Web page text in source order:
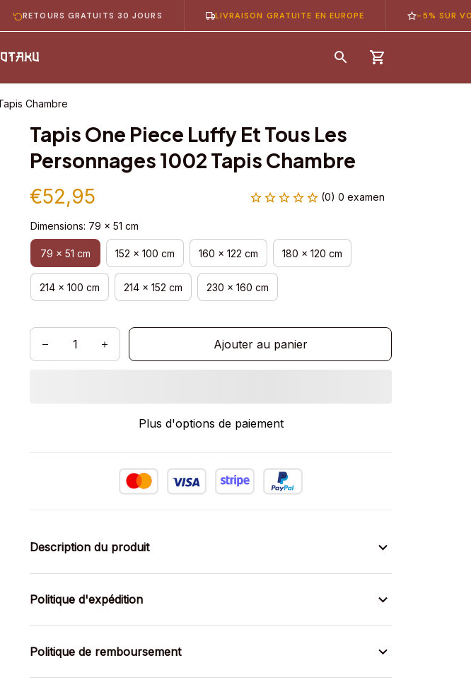
GRATUITS 30 JOURS LIVRAISON GRATUITE EN EUROPE -5% SUR VOTRE
Chambre
Tapis One Piece Luffy Et Tous Les
Personnages 1002 Tapis Chambre
€52,95 (0) 0 examen
Dimensions: 79 x 51 cm
79 x 51 cm 152 x 100 cm 160 x 122 cm 180 x 120 cm
214 x 100 cm 214 x 152 cm 230 x 160 cm
Ajouter au panier
Plus d'options de paiement
Description du produit
Politique d'expédition
Politique de remboursement